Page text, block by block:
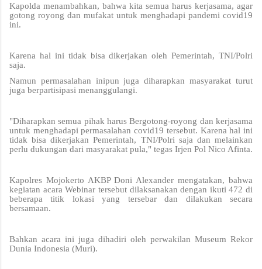
Kapolda menambahkan, bahwa kita semua harus kerjasama, agar
gotong royong dan mufakat untuk menghadapi pandemi covid19
ini.
Karena hal ini tidak bisa dikerjakan oleh Pemerintah, TNI/Polri
saja.
Namun permasalahan inipun juga diharapkan masyarakat turut
juga berpartisipasi menanggulangi.
"Diharapkan semua pihak harus Bergotong-royong dan kerjasama
untuk menghadapi permasalahan covid19 tersebut. Karena hal ini
tidak bisa dikerjakan Pemerintah, TNI/Polri saja dan melainkan
perlu dukungan dari masyarakat pula," tegas Irjen Pol Nico Afinta.
Kapolres Mojokerto AKBP Doni Alexander mengatakan, bahwa
kegiatan acara Webinar tersebut dilaksanakan dengan ikuti 472 di
beberapa titik lokasi yang tersebar dan dilakukan secara
bersamaan.
Bahkan acara ini juga dihadiri oleh perwakilan Museum Rekor
Dunia Indonesia (Muri).